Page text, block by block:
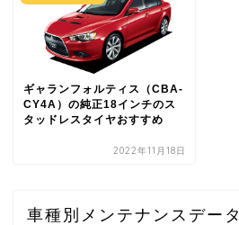
ギャランフォルティス（CBA-
CY4A）の純正18インチのス
タッドレスタイヤおすすめ
2022年11月18日
車種別メンテナンスデータ